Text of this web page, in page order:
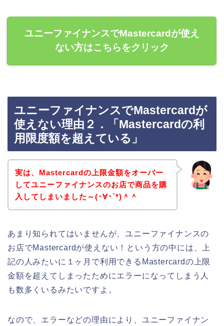
ユニーファイナンスでMastercardが使え
ない方はこちらをクリック
ユニーファイナンスでMastercardが
使えない理由２．「Mastercardの利
用限度額を超えている」
実は、Mastercardの上限金額をオーバー
してユニーファイナンスのお店で商品を購
入してしまいました～(･∀･`*)＾＾
あまり知られてはいませんが、ユニーファイナンスの
お店でMastercardが使えない！という方の中には、上
記の人みたいに１ヶ月で利用できるMastercardの上限
金額を超えてしまったためにエラーになってしまう人
も数多くいるみたいですよ。
なので、エラーなどの理由により、ユニーファイナン